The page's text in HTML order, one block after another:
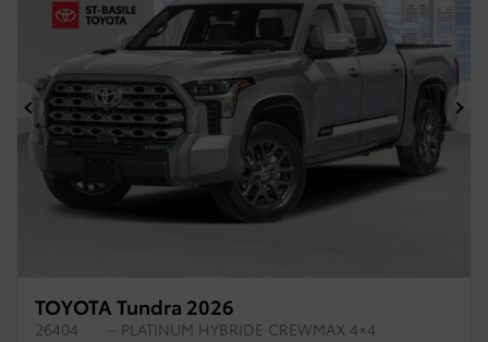
Précédent
TOYOTA Tundra 2026
26404 – PLATINUM HYBRIDE CREWMAX 4×4